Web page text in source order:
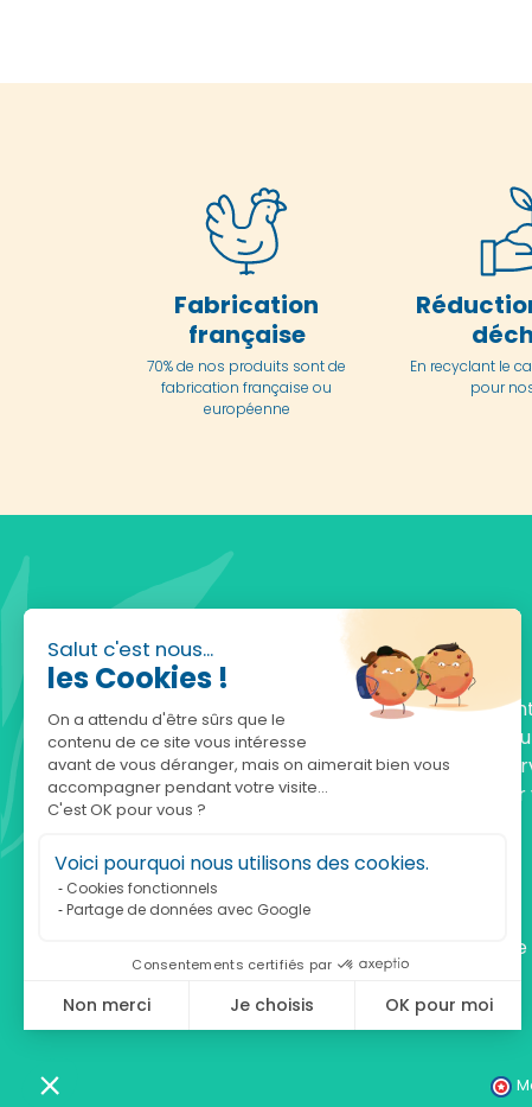
Salut c'est nous...
les Cookies !
On a attendu d'être sûrs que le
contenu de ce site vous intéresse
avant de vous déranger, mais on aimerait bien vous
accompagner pendant votre visite...
C'est OK pour vous ?
Voici pourquoi nous utilisons des cookies.
Cookies fonctionnels
Partage de données avec Google
Consentements certifiés par
Non merci Je choisis OK pour moi
Notre plateforme vous permet d'adapter et de gérer vos
Fabrication
française
70% de nos produits sont de
fabrication française ou
européenne
En recyclant le
pour
Fondée en 2010, achatnature.com est une
française qui réunit plus de 5000 produits
comprendre et protéger la nature. Notre
est à votre écoute, du lundi au vendredi, pour
accompagner.
Notre adresse :
achatnature.com (Ethik & Nature)
160 rue Pierre Fallion - 69140 Rillieux-La-Pape